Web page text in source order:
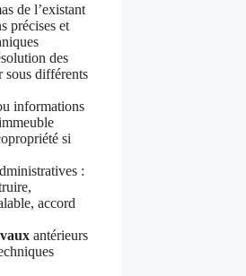
de l’existant
précises et
des
sous différents
informations
si
:
accord
antérieurs